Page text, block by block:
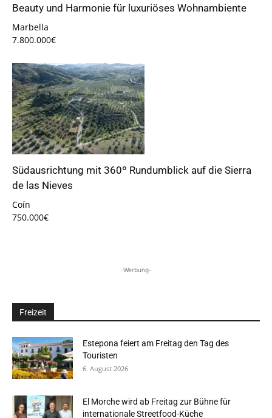
Beauty und Harmonie für luxuriöses Wohnambiente
Marbella
7.800.000€
Südausrichtung mit 360º Rundumblick auf die Sierra
de las Nieves
Coín
750.000€
-Werbung-
Freizeit
Estepona feiert am Freitag den Tag des
Touristen
6. August 2026
El Morche wird ab Freitag zur Bühne für
internationale Streetfood-Küche